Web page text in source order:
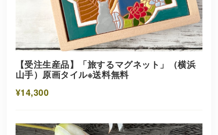
【受注生産品】「旅するマグネット」（横浜
山手）原画タイル※送料無料
¥14,300